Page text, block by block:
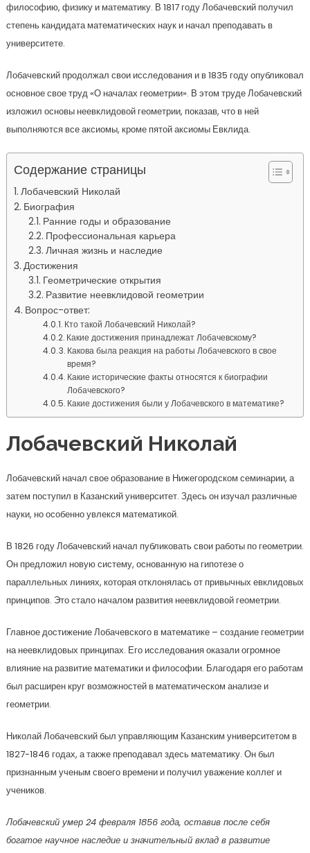
философию, физику и математику. В 1817 году Лобачевский получил
степень кандидата математических наук и начал преподавать в
университете.
Лобачевский продолжал свои исследования и в 1835 году опубликовал
основное свое труд «О началах геометрии». В этом труде Лобачевский
изложил основы неевклидовой геометрии, показав, что в ней
выполняются все аксиомы, кроме пятой аксиомы Евклида.
Содержание страницы
Лобачевский Николай
Биография
Ранние годы и образование
Профессиональная карьера
Личная жизнь и наследие
Достижения
Геометрические открытия
Развитие неевклидовой геометрии
Вопрос-ответ:
Кто такой Лобачевский Николай?
Какие достижения принадлежат Лобачевскому?
Какова была реакция на работы Лобачевского в свое
время?
Какие исторические факты относятся к биографии
Лобачевского?
Какие достижения были у Лобачевского в математике?
Лобачевский Николай
Лобачевский начал свое образование в Нижегородском семинарии, а
затем поступил в Казанский университет. Здесь он изучал различные
науки, но особенно увлекся математикой.
В 1826 году Лобачевский начал публиковать свои работы по геометрии.
Он предложил новую систему, основанную на гипотезе о
параллельных линиях, которая отклонялась от привычных евклидовых
принципов. Это стало началом развития неевклидовой геометрии.
Главное достижение Лобачевского в математике – создание геометрии
на неевклидовых принципах. Его исследования оказали огромное
влияние на развитие математики и философии. Благодаря его работам
был расширен круг возможностей в математическом анализе и
геометрии.
Николай Лобачевский был управляющим Казанским университетом в
1827-1846 годах, а также преподавал здесь математику. Он был
признанным ученым своего времени и получил уважение коллег и
учеников.
Лобачевский умер 24 февраля 1856 года, оставив после себя
богатое научное наследие и значительный вклад в развитие